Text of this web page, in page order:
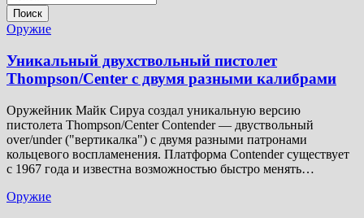
Поиск
Оружие
Уникальный двухствольный пистолет
Thompson/Center с двумя разными калибрами
Оружейник Майк Сируа создал уникальную версию
пистолета Thompson/Center Contender — двуствольный
over/under ("вертикалка") с двумя разными патронами
кольцевого воспламенения. Платформа Contender существует
с 1967 года и известна возможностью быстро менять…
Оружие